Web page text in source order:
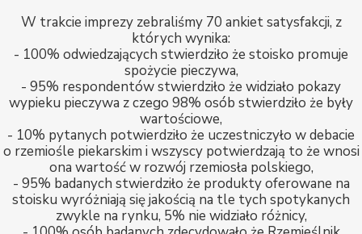
W trakcie imprezy zebraliśmy 70 ankiet satysfakcji, z
których wynika:
- 100% odwiedzających stwierdziło że stoisko promuje
spożycie pieczywa,
- 95% respondentów stwierdziło że widziało pokazy
wypieku pieczywa z czego 98% osób stwierdziło że były
wartościowe,
- 10% pytanych potwierdziło że uczestniczyło w debacie
o rzemiośle piekarskim i wszyscy potwierdzają to że wnosi
ona wartość w rozwój rzemiosła polskiego,
- 95% badanych stwierdziło że produkty oferowane na
stoisku wyróżniają się jakością na tle tych spotykanych
zwykle na rynku, 5% nie widziało różnicy,